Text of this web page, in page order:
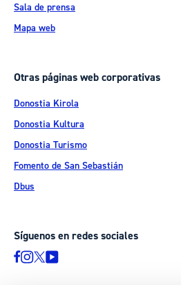
Sala de prensa
Mapa web
Otras páginas web corporativas
Donostia Kirola
Donostia Kultura
Donostia Turismo
Fomento de San Sebastián
Dbus
Síguenos en redes sociales